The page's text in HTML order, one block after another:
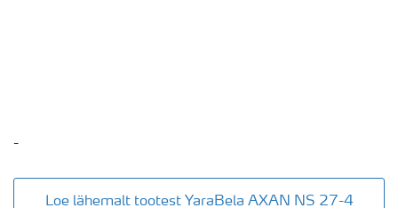
-
Loe lähemalt tootest YaraBela AXAN NS 27-4